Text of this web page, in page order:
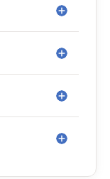
ツール、